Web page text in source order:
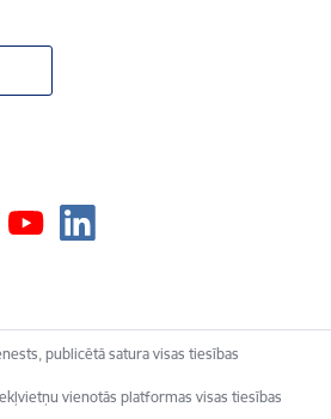
publicētā satura visas tiesības
vienotās platformas visas tiesības